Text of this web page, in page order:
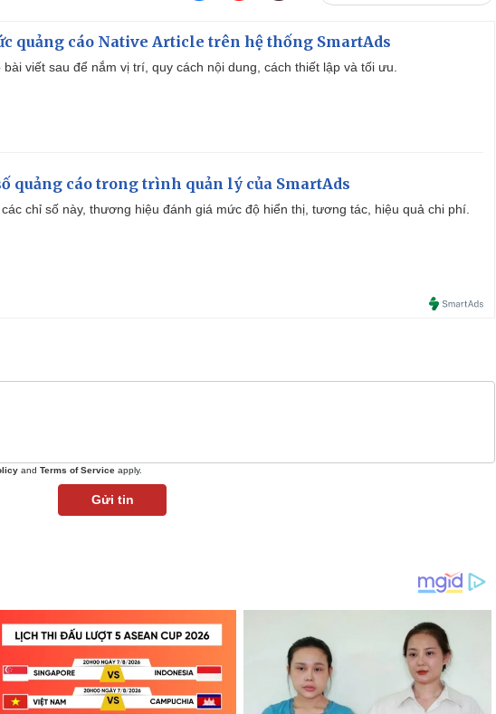
quảng cáo Native Article trên hệ thống SmartAds
viết sau để nắm vị trí, quy cách nội dung, cách thiết lập và tối ưu.
quảng cáo trong trình quản lý của SmartAds
chỉ số này, thương hiệu đánh giá mức độ hiển thị, tương tác, hiệu quả chi phí.
and Terms of Service apply.
Gửi tin